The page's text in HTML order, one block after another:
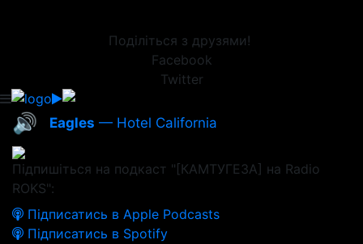
Поділіться з друзями!
Facebook
Twitter
🔊 Eagles — Hotel California
Підпишіться на подкаст "[КАМТУГЕЗА] на Radio
ROKS":
Підписатись в Apple Podcasts
Підписатись в Spotify